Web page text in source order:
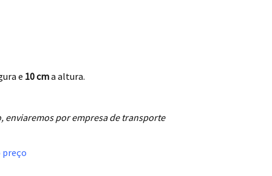
e 10 cma altura.
enviaremos por empresa de transporte
preço